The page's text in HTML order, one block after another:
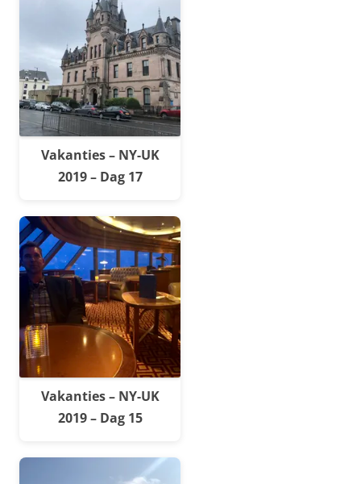
Vakanties – NY-UK
2019 – Dag 17
Vakanties – NY-UK
2019 – Dag 15